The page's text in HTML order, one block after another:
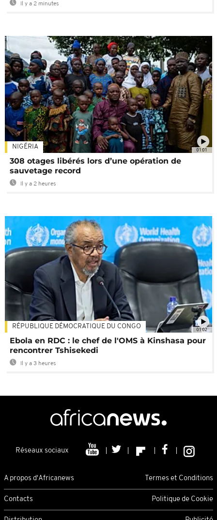
Il y a 2 minutes
01:01
NIGÉRIA
308 otages libérés lors d’une opération de
sauvetage record
Il y a 2 heures
01:02
RÉPUBLIQUE DÉMOCRATIQUE DU CONGO
Ebola en RDC : le chef de l'OMS à Kinshasa pour
rencontrer Tshisekedi
Il y a 3 heures
Réseaux sociaux
A propos d'Africanews Termes et Conditions
Contacts Politique de Cookie